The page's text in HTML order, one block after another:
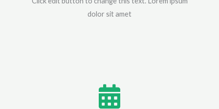
dolor sit amet